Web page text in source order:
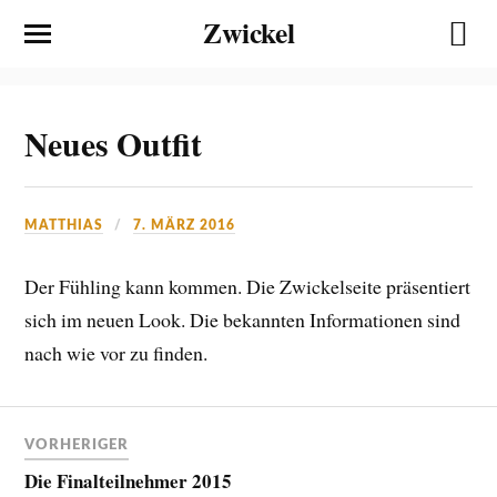
Zwickel
Neues Outfit
MATTHIAS 7. MÄRZ 2016
Der Fühling kann kommen. Die Zwickelseite präsentiert
sich im neuen Look. Die bekannten Informationen sind
nach wie vor zu finden.
VORHERIGER
Die Finalteilnehmer 2015